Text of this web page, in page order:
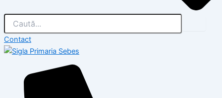
Contact